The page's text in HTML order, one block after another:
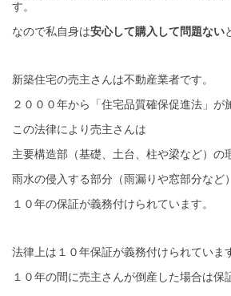
す。
なので私自身は安心して購入して問題ない
新築住宅の売主さんは不動産業者です。
２０００年から「住宅品質確保促進法」が
この法律により売主さんは
主要構造部（基礎、土台、柱や梁など）の
雨水の侵入する部分（雨漏りや窓部分など
１０年の保証が義務付けられています。
法律上は１０年保証が義務付けられていま
１０年の間に売主さんが倒産した場合は保